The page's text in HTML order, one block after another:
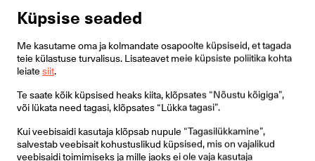
Saada päring
See konverentskõne variant on väga
mugav, kuna annab kõigile töötajaile
konverentskõne korraldada. Juhataja
võib üldise vestluse ajal anda
Küpsise seaded
Me kasutame oma ja kolmandate osapoolte küpsiseid, et tagada
teie külastuse turvalisus. Lisateavet meie küpsiste poliitika kohta
leiatesiit.
Te saate kõik küpsised heaks kiita, klõpsates “Nõustu kõigiga”,
või lükata need tagasi, klõpsates “Lükka tagasi”.
Kui veebisaidi kasutaja klõpsab nupule “Tagasilükkamine”,
salvestab veebisait kohustuslikud küpsised, mis on vajalikud
veebisaidi toimimiseks ja mille jaoks ei ole vaja kasutaja